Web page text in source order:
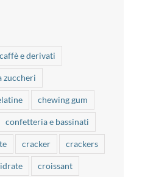
caffè e derivati
zuccheri
chewing gum
confetteria e bassinati
cracker crackers
croissant